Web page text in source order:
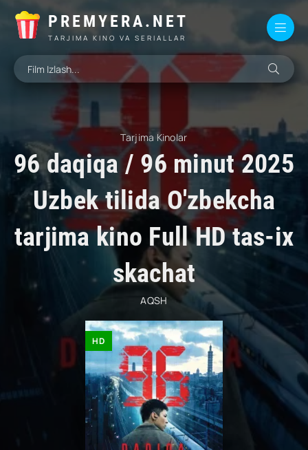
PREMYERA.NET
TARJIMA KINO VA SERIALLAR
Tarjima Kinolar
96 daqiqa / 96 minut 2025
Uzbek tilida O'zbekcha
tarjima kino Full HD tas-ix
skachat
AQSH
HD